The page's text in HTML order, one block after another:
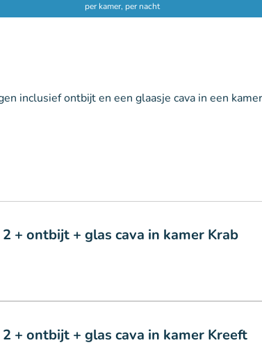
per kamer, per nacht
inclusief ontbijt en een glaasje cava in een
+ ontbijt + glas cava in kamer Krab
+ ontbijt + glas cava in kamer Kreeft